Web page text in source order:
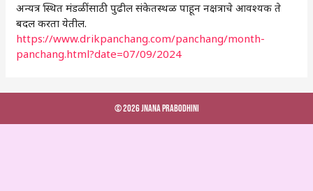
अन्यत्र स्थित मंडळींसाठी पुढील संकेतस्थळ पाहून नक्षत्राचे आवश्यक ते
बदल करता येतील.
https://www.drikpanchang.com/panchang/month-
panchang.html?date=07/09/2024
© 2026 Jnana Prabodhini